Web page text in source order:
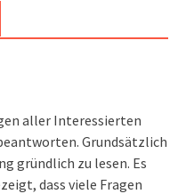
aller Interessierten
Grundsätzlich
gründlich zu lesen. Es
dass viele Fragen